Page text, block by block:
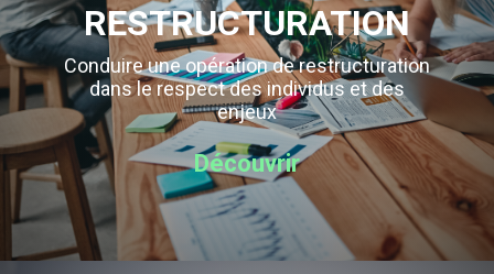
RESTRUCTURATION
Conduire une opération de restructuration
dans le respect des individus et des
enjeux
Découvrir